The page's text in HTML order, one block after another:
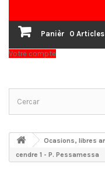
Panièr 0 Articles
Votre compte
Ocasions, libres
cendre 1 - P. Pessamessa